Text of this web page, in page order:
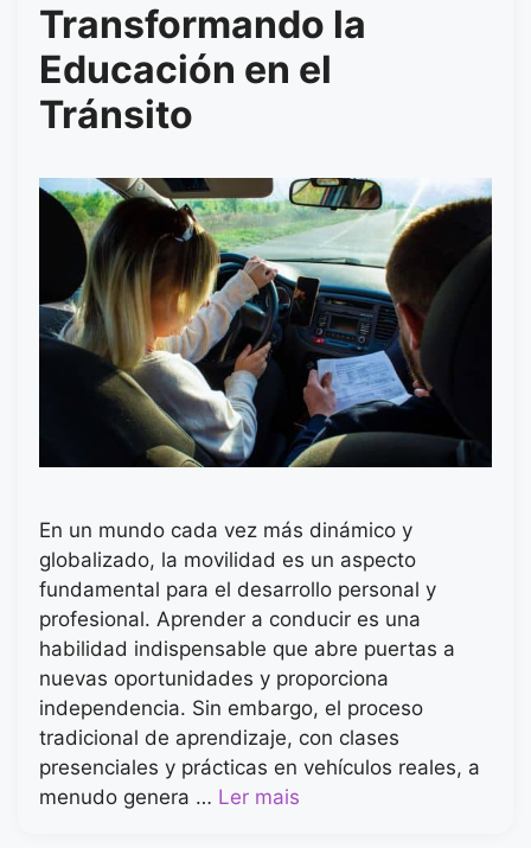
Transformando la
Educación en el
Tránsito
En un mundo cada vez más dinámico y
globalizado, la movilidad es un aspecto
fundamental para el desarrollo personal y
profesional. Aprender a conducir es una
habilidad indispensable que abre puertas a
nuevas oportunidades y proporciona
independencia. Sin embargo, el proceso
tradicional de aprendizaje, con clases
presenciales y prácticas en vehículos reales, a
menudo genera … Ler mais